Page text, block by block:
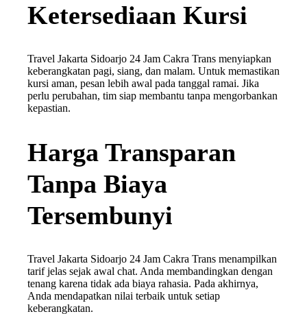
Ketersediaan Kursi
Travel Jakarta Sidoarjo 24 Jam Cakra Trans menyiapkan
keberangkatan pagi, siang, dan malam. Untuk memastikan
kursi aman, pesan lebih awal pada tanggal ramai. Jika
perlu perubahan, tim siap membantu tanpa mengorbankan
kepastian.
Harga Transparan
Tanpa Biaya
Tersembunyi
Travel Jakarta Sidoarjo 24 Jam Cakra Trans menampilkan
tarif jelas sejak awal chat. Anda membandingkan dengan
tenang karena tidak ada biaya rahasia. Pada akhirnya,
Anda mendapatkan nilai terbaik untuk setiap
keberangkatan.